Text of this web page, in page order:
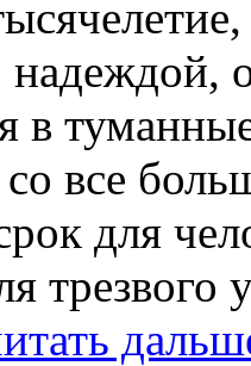
в
все
для